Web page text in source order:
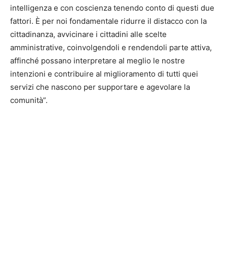
intelligenza e con coscienza tenendo conto di questi due
fattori. È per noi fondamentale ridurre il distacco con la
cittadinanza, avvicinare i cittadini alle scelte
amministrative, coinvolgendoli e rendendoli parte attiva,
affinché possano interpretare al meglio le nostre
intenzioni e contribuire al miglioramento di tutti quei
servizi che nascono per supportare e agevolare la
comunità”.